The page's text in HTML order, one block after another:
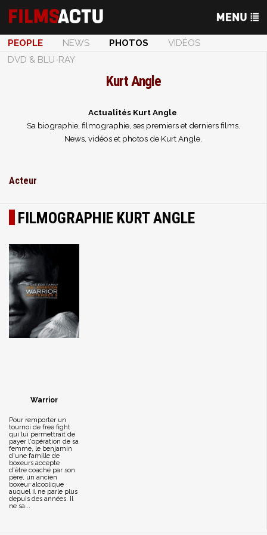
PEOPLE NEWS PHOTOS
VIDÉOS
DVD & BLU-RAY
Kurt Angle
Actualités Kurt Angle
Sa biographie, filmographie, ses premiers et derniers films.
News, vidéos et photos de Kurt Angle.
Acteur
FILMOGRAPHIE KURT ANGLE
Warrior
Pour remporter un
tournoi de free fight
qui lui permettrait de
payer l'opération de sa
femme, le benjamin
d'une famille de
boxeurs accepte
d'être coaché par son
père, un ancien
boxeur alcoolique
auquel il ne parle plus
depuis des années. Il
ne sa...